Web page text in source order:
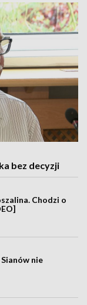
bez decyzji
Chodzi o
nie